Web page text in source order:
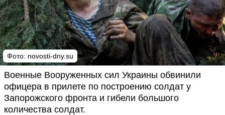
Фото: novosti-dny.su
Военные Вооруженных сил Украины обвинили
офицера в прилете по построению солдат у
Запорожского фронта и гибели большого
количества солдат.